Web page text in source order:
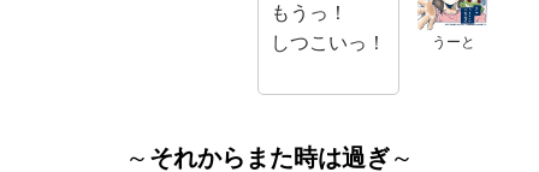
うーと
もうっ！
しつこいっ！
～ それからまた時は過ぎ～